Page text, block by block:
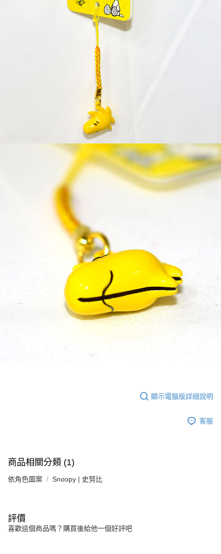
顯示電腦版詳細說明
客服
商品相關分類 (1)
依角色圖案 Snoopy | 史努比
評價
喜歡這個商品嗎？購買後給他一個好評吧